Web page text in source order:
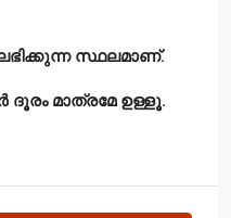
സ്ഥലമാണ്.
ദൂരം മാത്രമേ ഉള്ളൂ.